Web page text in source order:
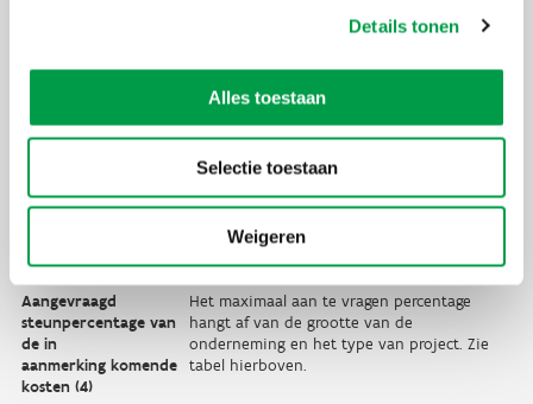
Details tonen
Alles toestaan
Selectie toestaan
Weigeren
efficiënte stadsverwarming zijn de
investeringskosten. De in aanmerking
installatie zijn de extra investeringskosten
van de installatie ten opzichte van de
investeringskosten van een referentie-
installatie, zonder de exploitatiekosten en -
Aangevraagd
steunpercentage van
de in
aanmerking komende
kosten (4)
Het maximaal aan te vragen percentage
hangt af van de grootte van de
onderneming en het type van project. Zie
tabel hierboven.